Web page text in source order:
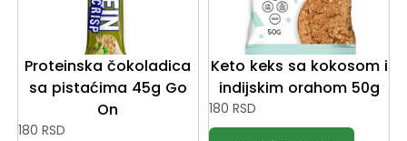
Proteinska čokoladica
sa pistaćima 45g Go
On
180 RSD
Keto keks sa kokosom i
indijskim orahom 50g
180 RSD